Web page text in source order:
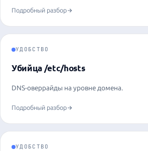
Подробный разбор
УДОБСТВО
Убийца /etc/hosts
DNS-оверрайды на уровне домена.
Подробный разбор
УДОБСТВО